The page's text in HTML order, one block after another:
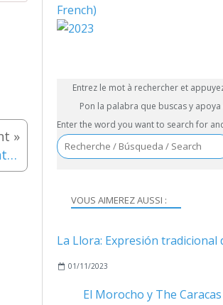
Joropos, Pasajes & Contrapunteos Vol. 1
VOUS AIMEREZ AUSSI :
01/11/2023
El Morocho y The Caracas
French)
Entrez le mot à rechercher et
Pon la palabra que buscas y apoya
Enter the word you want to search for